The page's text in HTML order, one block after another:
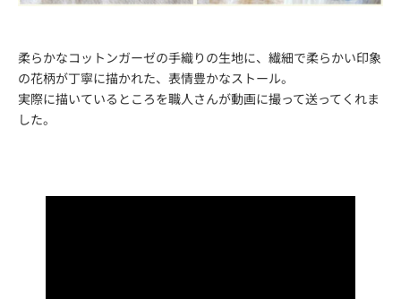
柔らかなコットンガーゼの手織りの生地に、繊細で柔らかい印象
の花柄が丁寧に描かれた、表情豊かなストール。
実際に描いているところを職人さんが動画に撮って送ってくれま
した。